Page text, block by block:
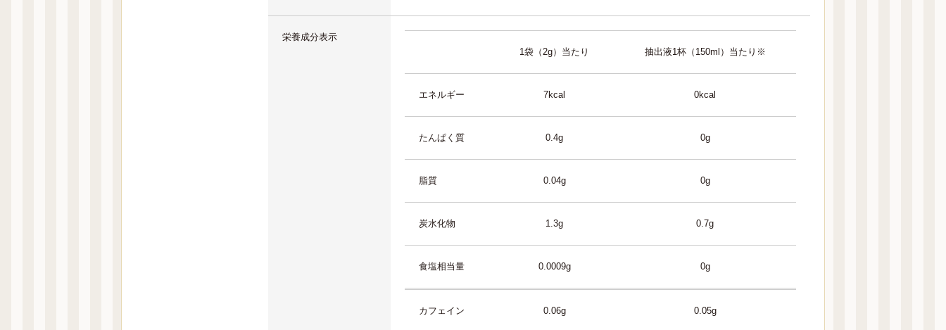
栄養成分表示
1袋（2g）当たり
抽出液1杯（150ml）当たり※
エネルギー 7kcal 0kcal
たんぱく質 0.4g 0g
脂質 0.04g 0g
炭水化物 1.3g 0.7g
食塩相当量 0.0009g 0g
カフェイン 0.06g 0.05g